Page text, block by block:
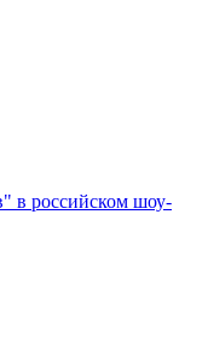
в российском шоу-